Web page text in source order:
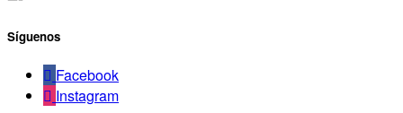
Síguenos
Facebook
Instagram